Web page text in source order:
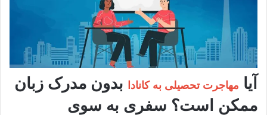
آیا مهاجرت تحصیلی به کانادا
بدون مدرک زبان
ممکن است؟ سفری به سوی